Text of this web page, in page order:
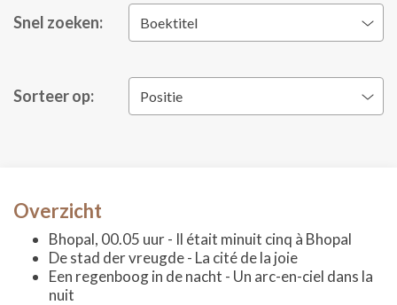
Snel zoeken: Boektitel
Sorteer op: Positie
Overzicht
Bhopal, 00.05 uur - Il était minuit cinq à Bhopal
De stad der vreugde - La cité de la joie
Een regenboog in de nacht - Un arc-en-ciel dans la
nuit